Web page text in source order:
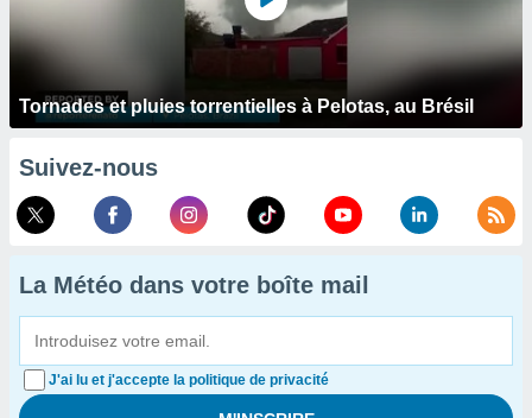
Tornades et pluies torrentielles à Pelotas, au Brésil
Suivez-nous
La Météo dans votre boîte mail
J'ai lu et j'accepte la politique de privacité